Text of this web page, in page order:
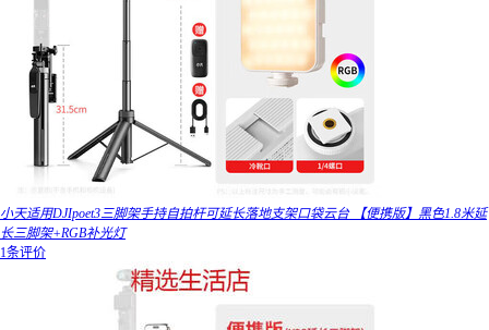
小天适用DJIpoet3三脚架手持自拍杆可延长落地支架口袋云台 【便携版】黑色1.8米延
长三脚架+RGB补光灯
1条评价